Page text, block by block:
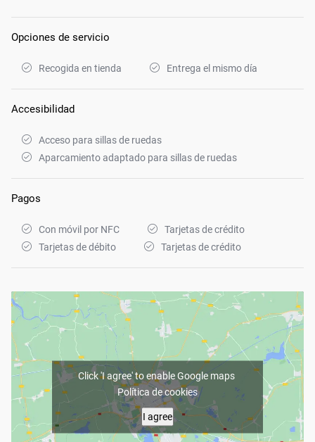
Opciones de servicio
Recogida en tienda Entrega el mismo día
Accesibilidad
Acceso para sillas de ruedas
Aparcamiento adaptado para sillas de ruedas
Pagos
Con móvil por NFC
Tarjetas de crédito
Tarjetas de débito
Tarjetas de crédito
Click 'I agree' to enable Google maps
Política de cookies
I agree